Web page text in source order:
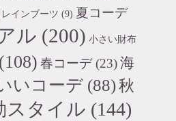
レインブーツ (9) 夏コーデ
ル (200) 小さい財布
(108) 春コーデ(23)海
いコーデ (88)秋
スタイル (144)